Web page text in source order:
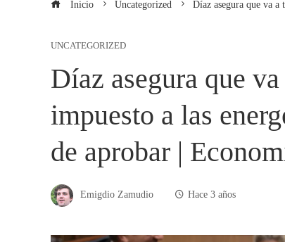
Inicio Uncategorized Díaz asegura que va a
UNCATEGORIZED
Díaz asegura que
impuesto a las
de aprobar |
Emigdio Zamudio Hace 3 años